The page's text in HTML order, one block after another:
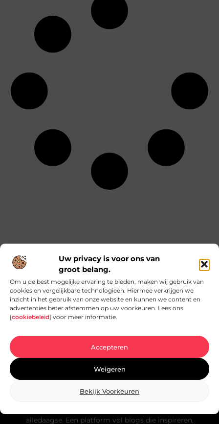
Uw privacy is voor ons van
groot belang.
Om u de best mogelijke ervaring te bieden, maken wij gebruik van
cookies en vergelijkbare technologieën. Hiermee verkrijgen we
inzicht in het gebruik van onze website en kunnen we content en
advertenties beter afstemmen op uw voorkeuren. Lees ons
[cookiebeleid] voor meer informatie.
Accepteren
Weigeren
Bekijk Voorkeuren
Heb je vragen of
wil je met ons
samenwerken?
Neem gerust
contact met ons
Neem contact
op
“Inzicht in elk perspectief”
alledaagse. Een platform vol blogs die inspireren,